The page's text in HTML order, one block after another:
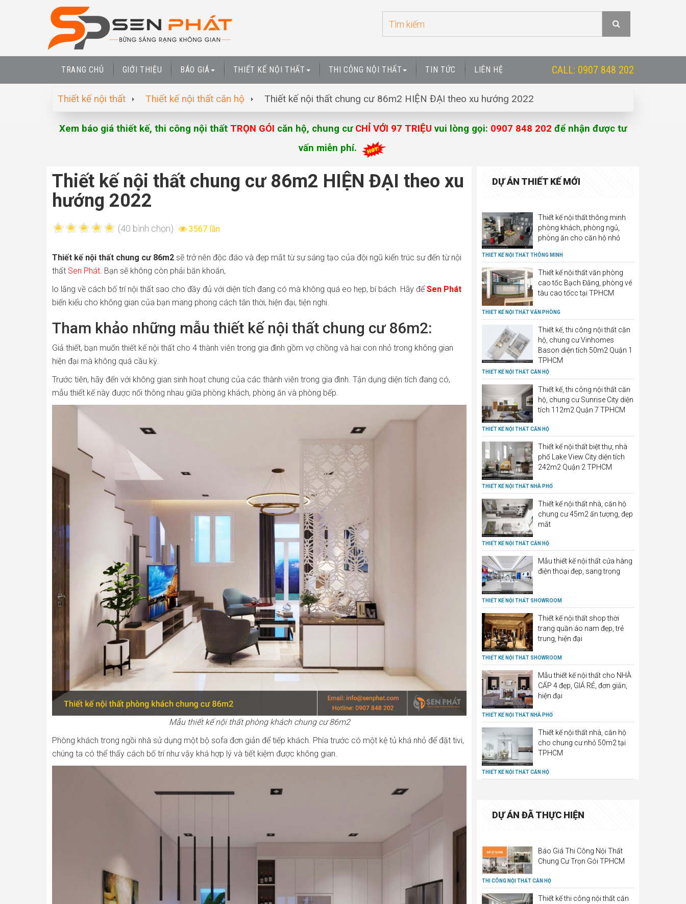
TRANG CHỦ GIỚI THIỆU BÁO GIÁ THIẾT KẾ NỘI THẤT THI CÔNG NỘI THẤT TIN TỨC LIÊN HỆ CALL: 0907 848 202
Thiết kế nội thất Thiết kế nội thất căn hộ Thiết kế nội thất chung cư 86m2 HIỆN ĐẠI theo xu hướng 2022
Xem báo giá thiết kế, thi công nội thất TRỌN GÓI căn hộ, chung cư CHỈ VỚI 97 TRIỆU vui lòng gọi: 0907 848 202 để nhận được tư
vấn miễn phí.
Thiết kế nội thất chung cư 86m2 HIỆN ĐẠI theo xu
hướng 2022
(40 bình chọn) 3567 lần
Thiết kế nội thất chung cư 86m2 sẽ trở nên độc đáo và đẹp mắt từ sự sáng tạo của đội ngũ kiến trúc sư đến từ nội
thất Sen Phát. Bạn sẽ không còn phải băn khoăn,
lo lắng về cách bố trí nội thất sao cho đầy đủ với diện tích đang có mà không quá eo hẹp, bí bách. Hãy đểSen Phát
biến kiểu cho không gian của bạn mang phong cách tân thời, hiện đại, tiện nghi.
Tham khảo những mẫu thiết kế nội thất chung cư 86m2:
Giả thiết, bạn muốn thiết kế nội thất cho 4 thành viên trong gia đình gồm vợ chồng và hai con nhỏ trong không gian
hiện đại mà không quá cầu kỳ.
Trước tiên, hãy đến với không gian sinh hoạt chung của các thành viên trong gia đình. Tận dụng diện tích đang có,
mẫu thiết kế này được nối thông nhau giữa phòng khách, phòng ăn và phòng bếp.
Mẫu thiết kế nội thất phòng khách chung cư 86m2
Phòng khách trong ngồi nhà sử dụng một bộ sofa đơn giản để tiếp khách. Phía trước có một kệ tủ khá nhỏ để đặt tivi,
chúng ta có thể thấy cách bố trí như vậy khá hợp lý và tiết kiệm được không gian.
DỰ ÁN THIẾT KẾ MỚI
Thiết kế nội thất thông minh
phòng khách, phòng ngủ,
phòng ăn cho căn hộ nhỏ
THIẾT KẾ NỘI THẤT THÔNG MINH
Thiết kế nội thất văn phòng
cao tốc Bạch Đằng, phòng vé
tàu cao tốcc tại TPHCM
THIẾT KẾ NỘI THẤT VĂN PHÒNG
Thiết kế, thi công nội thất căn
hộ, chung cư Vinhomes
Bason diện tích 50m2 Quận 1
TPHCM
THIẾT KẾ NỘI THẤT CĂN HỘ
Thiết kế, thi công nội thất căn
hộ, chung cư Sunrise City diện
tích 112m2 Quận 7 TPHCM
THIẾT KẾ NỘI THẤT CĂN HỘ
Thiết kế nội thất biệt thự, nhà
phố Lake View City diện tích
242m2 Quận 2 TPHCM
THIẾT KẾ NỘI THẤT NHÀ PHỐ
Thiết kế nội thất nhà, căn hộ
chung cư 45m2 ấn tượng, đẹp
mắt
THIẾT KẾ NỘI THẤT CĂN HỘ
Mẫu thiết kế nội thất cửa hàng
điện thoại đẹp, sang trọng
THIẾT KẾ NỘI THẤT SHOWROOM
Thiết kế nội thất shop thời
trang quần áo nam đẹp, trẻ
trung, hiện đại
THIẾT KẾ NỘI THẤT SHOWROOM
Mẫu thiết kế nội thất cho NHÀ
CẤP 4 đẹp, GIÁ RẺ, đơn giản,
hiện đại
THIẾT KẾ NỘI THẤT NHÀ PHỐ
Thiết kế nội thất nhà, căn hộ
cho chung cư nhỏ 50m2 tại
TPHCM
THIẾT KẾ NỘI THẤT CĂN HỘ
DỰ ÁN ĐÃ THỰC HIỆN
Báo Giá Thi Công Nội Thất
Chung Cư Trọn Gói TPHCM
THI CÔNG NỘI THẤT CĂN HỘ
Thiết kế thi công nội thất căn